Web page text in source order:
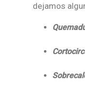
dejamos